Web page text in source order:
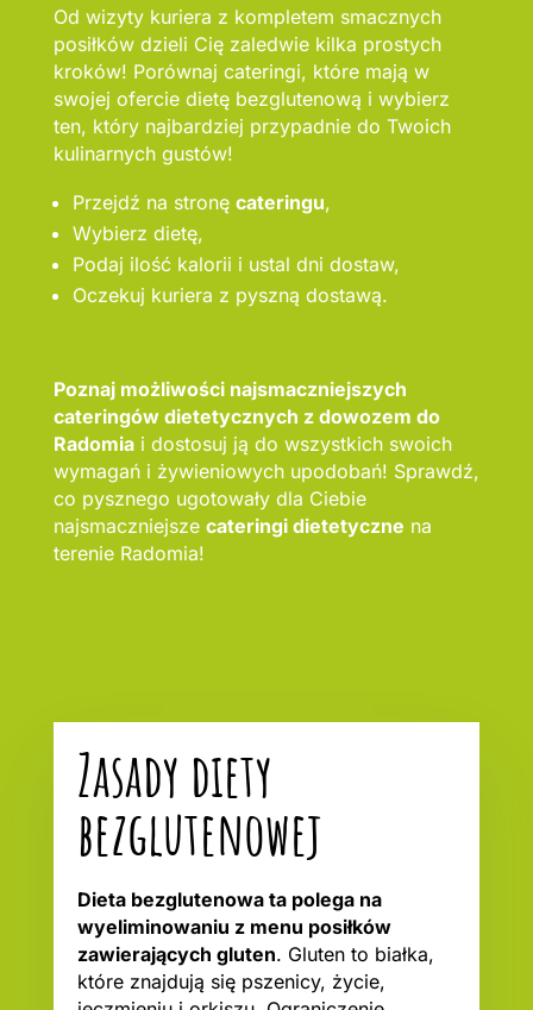
Od wizyty kuriera z kompletem smacznych
posiłków dzieli Cię zaledwie kilka prostych
kroków! Porównaj cateringi, które mają w
swojej ofercie dietę bezglutenową i wybierz
ten, który najbardziej przypadnie do Twoich
kulinarnych gustów!
Przejdź na stronę cateringu,
Wybierz dietę,
Podaj ilość kalorii i ustal dni dostaw,
Oczekuj kuriera z pyszną dostawą.
Poznaj możliwości najsmaczniejszych
cateringów dietetycznych z dowozem do
Radomiai dostosuj ją do wszystkich swoich
wymagań i żywieniowych upodobań! Sprawdź,
co pysznego ugotowały dla Ciebie
najsmaczniejsze cateringi dietetyczne na
terenie Radomia!
Zasady diety
bezglutenowej
Dieta bezglutenowa ta polega na
wyeliminowaniu z menu posiłków
zawierających gluten. Gluten to białka,
które znajdują się pszenicy, życie,